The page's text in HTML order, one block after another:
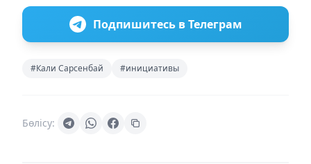
Подпишитесь в Телеграм
#Кали Сарсенбай #инициативы
Бөлісу: